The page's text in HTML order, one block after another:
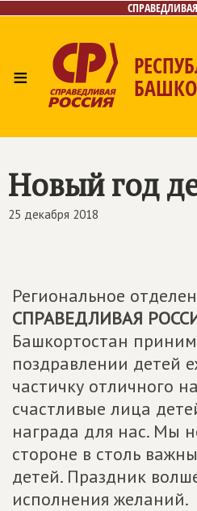
≡
Новый год
25 декабря 2018
Региональное
СПРАВЕДЛИВАЯ
Башкортостан
поздравлении детей
частичку отличного
счастливые лица
награда для нас. Мы
стороне в столь
детей. Праздник
исполнения желаний.